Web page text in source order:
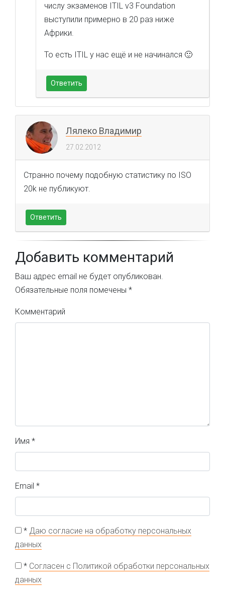
числу экзаменов ITIL v3 Foundation
выступили примерно в 20 раз ниже
Африки.
То есть ITIL у нас ещё и не начинался 🙂
Ответить
Лялеко Владимир
27.02.2012
Странно почему подобную статистику по ISO
20k не публикуют.
Ответить
Добавить комментарий
Ваш адрес email не будет опубликован.
Обязательные поля помечены *
Комментарий
Имя *
Email *
* Даю согласие на обработку персональных
данных
* Согласен с Политикой обработки персональных
данных